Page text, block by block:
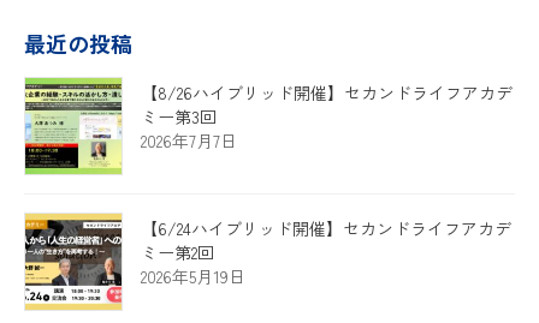
最近の投稿
【8/26ハイブリッド開催】セカンドライフアカデ
ミー第3回
2026年7月7日
【6/24ハイブリッド開催】セカンドライフアカデ
ミー第2回
2026年5月19日